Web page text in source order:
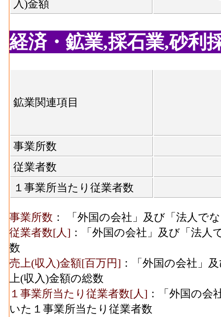
(2016)
491[
繊維･有形固定資産年末
現在高(2016)
112[百
木材等･現金給与総額
木材等･原材料、燃料、
電力使用等額(2016)
木材等･製造品出荷額等
(2016)
木材等･粗付加価値額
(2016)
982[百
家具装備品･事業所数
(2016)
家具装備品･従業者数
(2016)
パルプ紙･事業所数
の個人事業主及び無給家族従業者、常用労
業総合 の'事業に従事する者の人件費及び
会社への支払額
飲料煙草飼料･原材料、燃料、電力使用等
飲料煙草飼料･製造品出荷額等[百万円
業総合 の年間の製造品生産活動によって
飲料煙草飼料･有形固定資産年末現在高[百
こ・飼料製造業総合 の従業者10人以上事
年末現在高
造所あるいは加工所の数
繊維･従業者数[人](2016)：繊維工業総合 の
業者、常用労働者の数
繊維･現金給与総額[百万円](2016)：繊維工
者の人件費及び派遣受入者に係る人材派
繊維･原材料、燃料、電力使用等額[百万円
料費と電力も含む年間原材料使用額
入)金額
経済・鉱業,採石業,砂利
鉱業関連項目
事業所数
従業者数
１事業所当たり従業者数
事業所数 ： 「外国の会社」及び「法人で
従業者数[人] ：「外国の会社」及び「法
数
売上(収入)金額[百万円] ：「外国の会社」
上(収入)金額の総数
１事業所当たり従業者数[人] ：「外国の会
いた１事業所当たり従業者数